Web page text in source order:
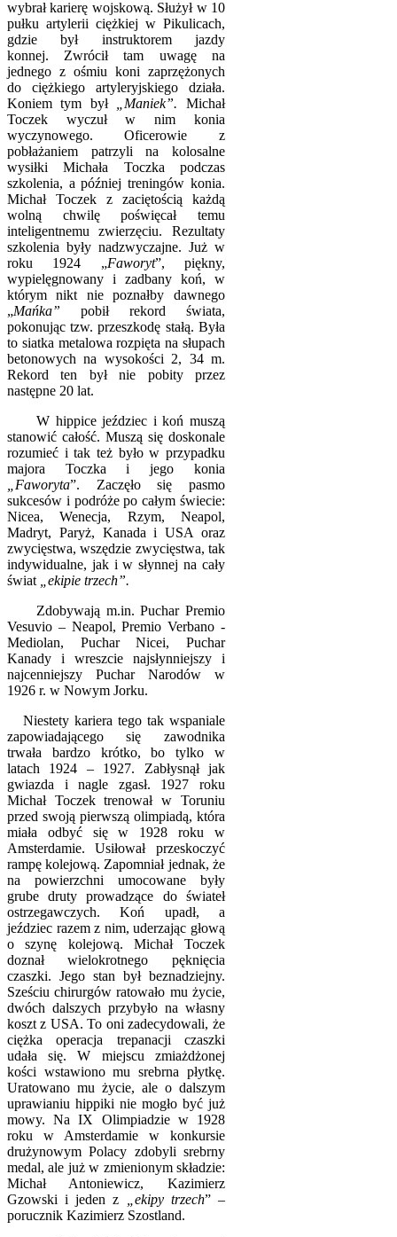
wybrał karierę wojskową. Służył w 10
pułku artylerii ciężkiej w Pikulicach,
gdzie był instruktorem jazdy
konnej. Zwrócił tam uwagę na
jednego z ośmiu koni zaprzężonych
do ciężkiego artyleryjskiego działa.
Koniem tym był
„Maniek”. Michał
Toczek wyczuł w nim konia
wyczynowego. Oficerowie z
pobłażaniem patrzyli na kolosalne
wysiłki Michała Toczka podczas
szkolenia, a później treningów konia.
Michał Toczek z zaciętością każdą
wolną chwilę poświęcał temu
inteligentnemu zwierzęciu. Rezultaty
szkolenia były nadzwyczajne. Już w
roku 1924 „Faworyt”, piękny,
wypielęgnowany i zadbany koń, w
którym nikt nie poznałby dawnego
„Mańka” pobił rekord świata,
pokonując tzw. przeszkodę stałą. Była
to siatka metalowa rozpięta na słupach
betonowych na wysokości 2, 34 m.
Rekord ten był nie pobity przez
następne 20 lat.
W hippice jeździec i koń muszą
stanowić całość. Muszą się doskonale
rozumieć i tak też było w przypadku
majora Toczka i jego konia
„Faworyta”. Zaczęło się pasmo
sukcesów i podróże po całym świecie:
Nicea, Wenecja, Rzym, Neapol,
Madryt, Paryż, Kanada i USA oraz
zwycięstwa, wszędzie zwycięstwa, tak
indywidualne, jak i w słynnej na cały
świat
„ekipie trzech”.
Zdobywają m.in. Puchar Premio
Vesuvio – Neapol, Premio Verbano -
Mediolan, Puchar Nicei, Puchar
Kanady i wreszcie najsłynniejszy i
najcenniejszy Puchar Narodów w
1926 r. w Nowym Jorku.
Niestety kariera tego tak wspaniale
zapowiadającego się zawodnika
trwała bardzo krótko, bo tylko w
latach 1924 – 1927. Zabłysnął jak
gwiazda i nagle zgasł. 1927 roku
Michał Toczek trenował w Toruniu
przed swoją pierwszą olimpiadą, która
miała odbyć się w 1928 roku w
Amsterdamie. Usiłował przeskoczyć
rampę kolejową. Zapomniał jednak, że
na powierzchni umocowane były
grube druty prowadzące do świateł
ostrzegawczych. Koń upadł, a
jeździec razem z nim, uderzając głową
o szynę kolejową. Michał Toczek
doznał wielokrotnego pęknięcia
czaszki. Jego stan był beznadziejny.
Sześciu chirurgów ratowało mu życie,
dwóch dalszych przybyło na własny
koszt z USA. To oni zadecydowali, że
ciężka operacja trepanacji czaszki
udała się. W miejscu zmiażdżonej
kości wstawiono mu srebrna płytkę.
Uratowano mu życie, ale o dalszym
uprawianiu hippiki nie mogło być już
mowy. Na IX Olimpiadzie w 1928
roku w Amsterdamie w konkursie
drużynowym Polacy zdobyli srebrny
medal, ale już w zmienionym składzie:
Michał Antoniewicz, Kazimierz
Gzowski i jeden z
„ekipy trzech” –
porucznik Kazimierz Szostland.